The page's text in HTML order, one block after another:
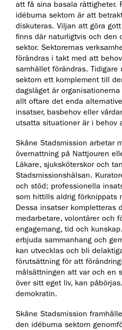
att få sina basala rättigheter.
idéburna sektorn är att
diskuteras. Viljan att göra
finns där naturligtvis och den
sektor. Sektorernas
förändras i takt med att
samhället förändras. Tidigare
sektorn ett komplement till
dagsläget är
allt oftare det enda
insatser, basbehov eller
utsatta situationer är i behov
Skåne Stadsmission arbetar
övernattning på Nattjouren
Läkare, sjuksköterskor och
Stadsmissionshälsan.
och stöd; professionella
som hittills aldrig förknippats
Dessa insatser kompletteras
medarbetare, volontärer och
engagemang, tid och
erbjuda sammanhang och
kan utvecklas och bli
förutsättning för att
målsättningen att var och en
över sitt eget liv, kan
demokratin.
Skåne Stadsmission
den idéburna sektorn